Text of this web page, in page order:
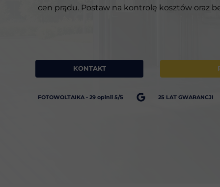
cen prądu. Postaw na kontrolę kosztów oraz
25 LAT GWARANCJI
FOTOWOLTAIKA - 29 opinii 5/5
KONTAKT